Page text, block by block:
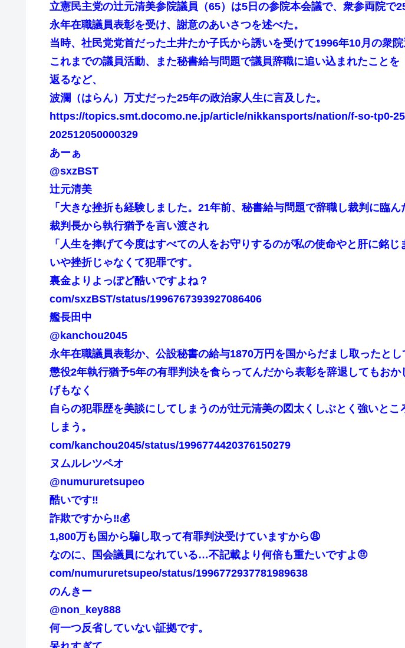
立憲民主党の辻元清美参院議員（65）は5日の参院本会議で、衆参両院で
永年在職議員表彰を受け、謝意のあいさつを述べた。
当時、社民党党首だった土井たか子氏から誘いを受けて1996年10月の衆
これまでの議員活動、また秘書給与問題で議員辞職に追い込まれたことを
返るなど、
波瀾（はらん）万丈だった25年の政治家人生に言及した。
https://topics.smt.docomo.ne.jp/article/nikkansports/nation/f-so-tp0-
202512050000329
あーぁ
@sxzBST
辻元清美
「大きな挫折も経験しました。21年前、秘書給与問題で辞職し裁判に臨ん
裁判長から執行猶予を言い渡され
「人生を捧げて今度はすべての人をお守りするのが私の使命やと肝に銘じ
いや挫折じゃなくて犯罪です。
裏金よりよっぽど酷いですよね？
com/sxzBST/status/1996767393927086406
艦長田中
@kanchou2045
永年在職議員表彰か、公設秘書の給与1870万円を国からだまし取ったとし
懲役2年執行猶予5年の有罪判決を食らってんだから表彰を辞退してもおか
げもなく
自らの犯罪歴を美談にしてしまうのが辻元清美の図太くしぶとく強いとこ
しまう。
com/kanchou2045/status/1996774420376150279
ヌムルレツペオ
@numururetsupeo
酷いです‼
詐欺ですから‼💰
1,800万も国から騙し取って有罪判決受けていますから😩
なのに、国会議員になれている…不記載より何倍も重たいですよ🤨
com/numururetsupeo/status/1996772937781989638
のんきー
@non_key888
何一つ反省していない証拠です。